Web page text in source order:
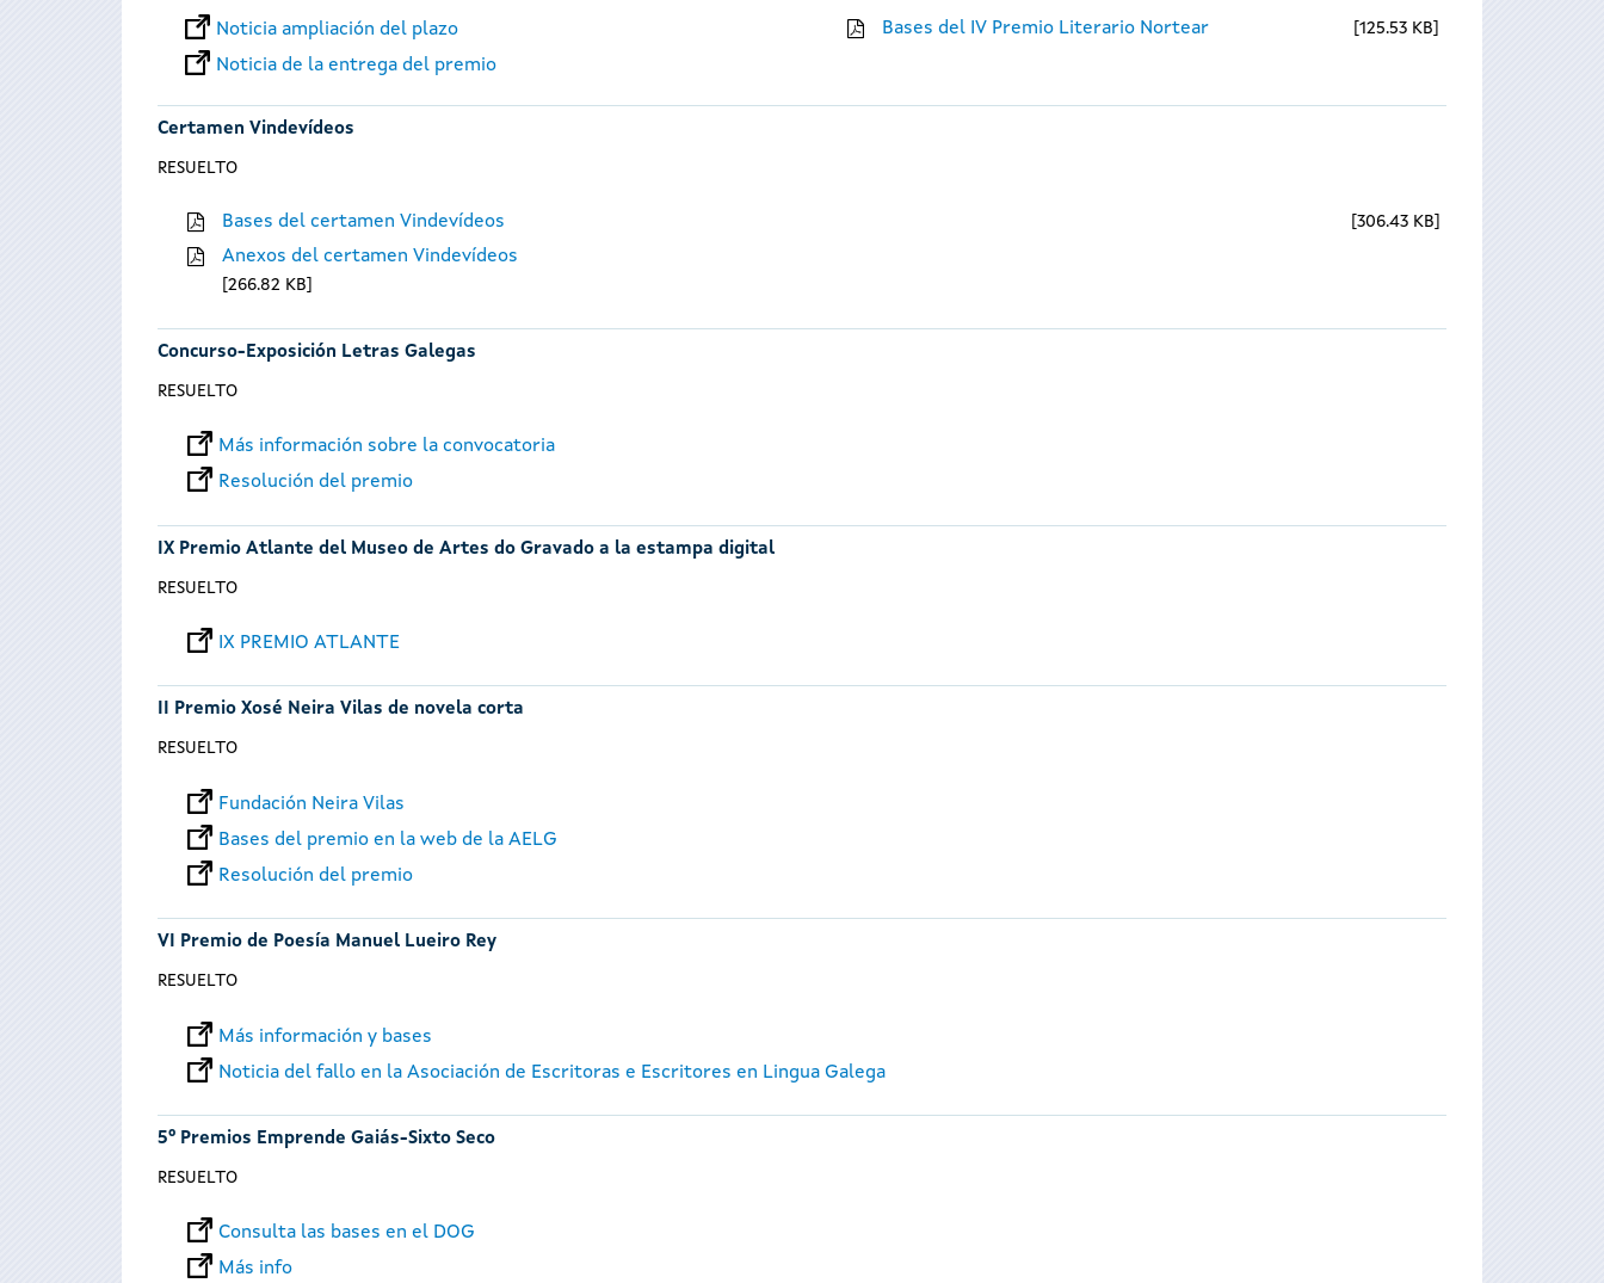
Noticia ampliación del plazo
Noticia de la entrega del premio
Bases del IV Premio Literario Nortear 125.53 KB
Certamen Vindevídeos
RESUELTO
Bases del certamen Vindevídeos 306.43 KB
Anexos del certamen Vindevídeos
266.82 KB
Concurso-Exposición Letras Galegas
RESUELTO
Más información sobre la convocatoria
Resolución del premio
IX Premio Atlante del Museo de Artes do Gravado a la estampa digital
RESUELTO
IX PREMIO ATLANTE
II Premio Xosé Neira Vilas de novela corta
RESUELTO
Fundación Neira Vilas
Bases del premio en la web de la AELG
Resolución del premio
VI Premio de Poesía Manuel Lueiro Rey
RESUELTO
Más información y bases
Noticia del fallo en la Asociación de Escritoras e Escritores en Lingua Galega
5º Premios Emprende Gaiás-Sixto Seco
RESUELTO
Consulta las bases en el DOG
Más info